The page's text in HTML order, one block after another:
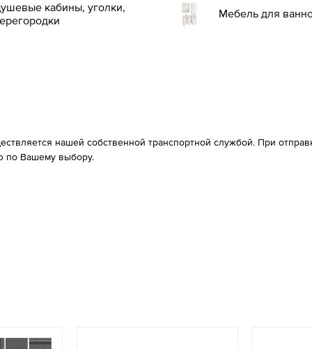
кабины, уголки,
Мебель для
нашей собственной транспортной службой. При
по Вашему выбору.